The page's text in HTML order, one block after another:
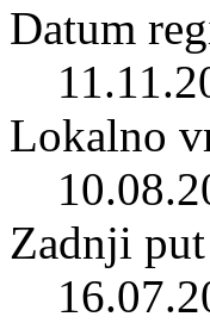
Datum
Lokalno
Zadnji